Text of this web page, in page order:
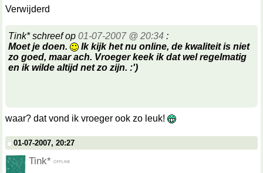
Verwijderd
Tink* schreef op 01-07-2007 @ 20:34 :
Moet je doen.
Ik kijk het nu online, de kwaliteit is niet
zo goed, maar ach. Vroeger keek ik dat wel regelmatig
en ik wilde altijd net zo zijn. :')
waar? dat vond ik vroeger ook zo leuk!
01-07-2007, 20:27
Tink*